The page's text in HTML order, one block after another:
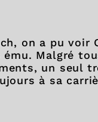
on a pu voir
ému. Malgré
un seul
à sa